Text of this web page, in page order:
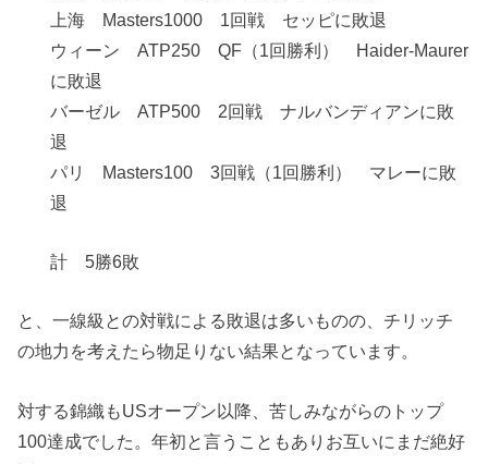
上海 Masters1000 1回戦 セッピに敗退
ウィーン ATP250 QF（1回勝利） Haider-Maurer
に敗退
バーゼル ATP500 2回戦 ナルバンディアンに敗
退
パリ Masters100 3回戦（1回勝利） マレーに敗
退
計 5勝6敗
と、一線級との対戦による敗退は多いものの、チリッチ
の地力を考えたら物足りない結果となっています。
対する錦織もUSオープン以降、苦しみながらのトップ
100達成でした。年初と言うこともありお互いにまだ絶好